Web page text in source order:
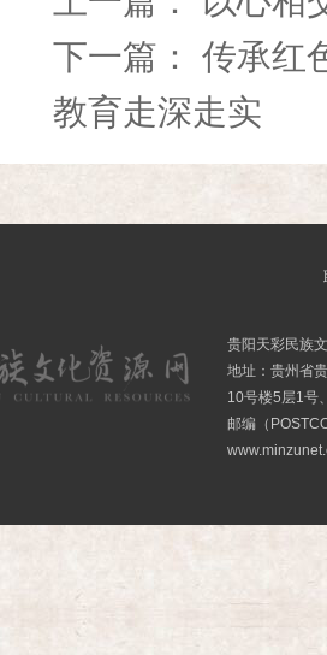
下一篇： 传承红
教育走深走实
贵阳天彩民族
地址：贵州省
10号楼5层1号
邮编（